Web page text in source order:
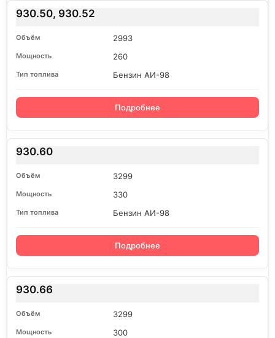
930.50, 930.52
2993
260
Бензин АИ-98
Подробнее
930.60
3299
330
Бензин АИ-98
Подробнее
930.66
3299
300